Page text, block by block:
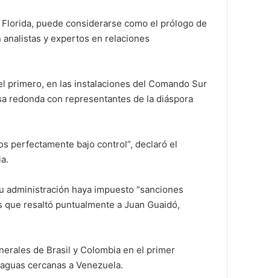
puede considerarse como el prólogo de
y expertos en relaciones
primero, en las instalaciones del Comando Sur
redonda con representantes de la diáspora
perfectamente bajo control”, declaró el
haya impuesto “sanciones
resaltó puntualmente a Juan Guaidó,
de Brasil y Colombia en el primer
cercanas a Venezuela.